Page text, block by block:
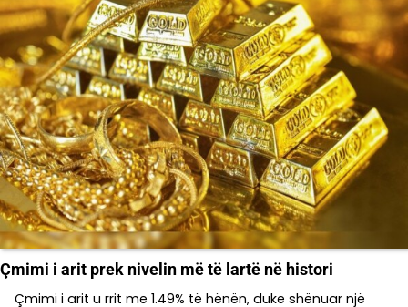
Çmimi i arit prek nivelin më të lartë në histori
Çmimi i arit u rrit me 1.49% të hënën, duke shënuar një